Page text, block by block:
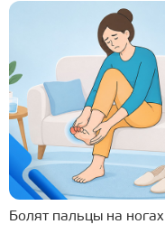
Болят пальцы на ногах